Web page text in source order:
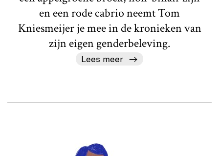
en een rode cabrio neemt Tom
Kniesmeijer je mee in de kronieken van
zijn eigen genderbeleving.
Lees meer